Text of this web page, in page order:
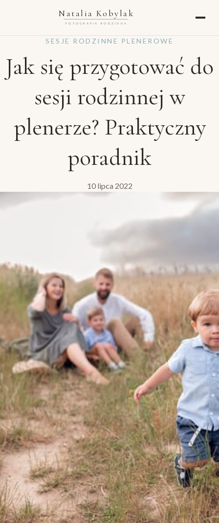
Natalia Kobylak
FOTOGRAFIA RODZINNA
SESJE RODZINNE PLENEROWE
Jak się przygotować do
sesji rodzinnej w
plenerze? Praktyczny
poradnik
10 lipca 2022